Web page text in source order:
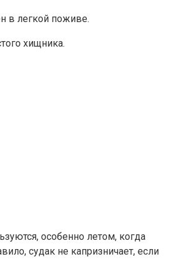
в легкой поживе.
хищника.
особенно летом, когда
судак не капризничает, если